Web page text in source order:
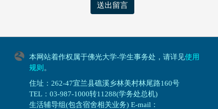
送出留言
本网站着作权属于佛光大学-学生事务处，请详见使用
规则 。
住址：262-47宜兰县礁溪乡林美村林尾路160号
TEL：03-987-1000转11288(学务处总机)
生活辅导组(包含宿舍相关业务) E-mail：